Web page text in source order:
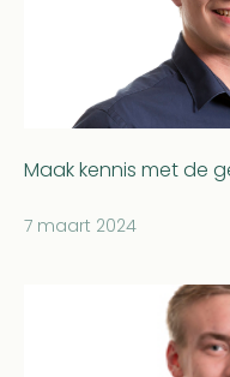
Maak kennis met de
7 maart 2024